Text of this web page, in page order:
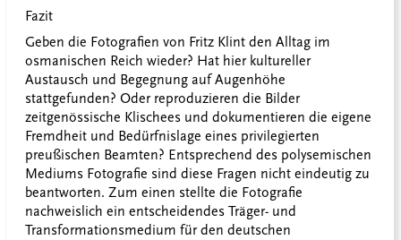
Fazit
Geben die Fotografien von Fritz Klint den Alltag im
osmanischen Reich wieder? Hat hier kultureller
Austausch und Begegnung auf Augenhöhe
stattgefunden? Oder reproduzieren die Bilder
zeitgenössische Klischees und dokumentieren die eigene
Fremdheit und Bedürfnislage eines privilegierten
preußischen Beamten? Entsprechend des polysemischen
Mediums Fotografie sind diese Fragen nicht eindeutig zu
beantworten. Zum einen stellte die Fotografie
nachweislich ein entscheidendes Träger- und
Transformationsmedium für den deutschen